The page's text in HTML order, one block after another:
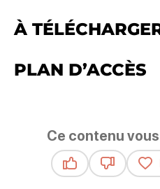
À
PLAN D’ACCÈS
Ce contenu